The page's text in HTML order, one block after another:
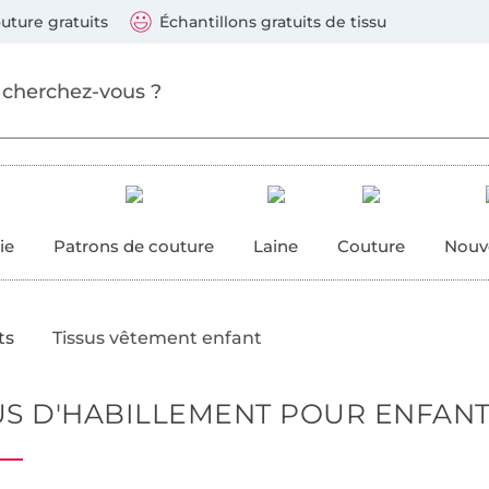
gratuits Échantillons gratuits de tissu
Patrons de couture Laine Couture
Tissus vêtement enfant
D'HABILLEMENT POUR
suivants : Visa, Mastercard, Carte bleue, PayPal,